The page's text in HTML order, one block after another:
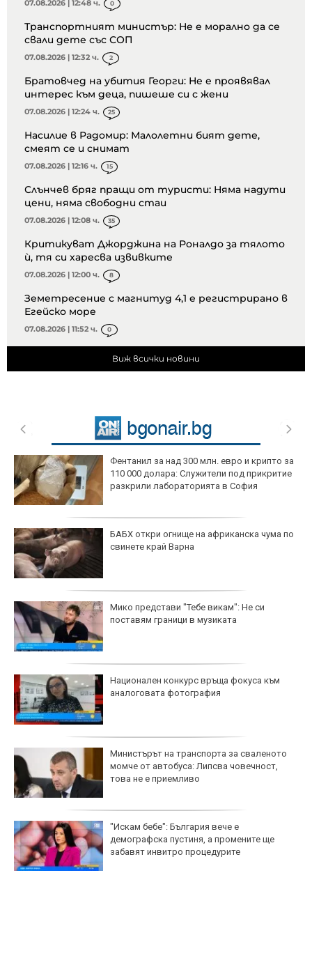
07.08.2026 | 12:48 ч. 0
Транспортният министър: Не е морално да се
свали дете със СОП
07.08.2026 | 12:32 ч. 2
Братовчед на убития Георги: Не е проявявал
интерес към деца, пишеше си с жени
07.08.2026 | 12:24 ч. 25
Насилие в Радомир: Малолетни бият дете,
смеят се и снимат
07.08.2026 | 12:16 ч. 15
Слънчев бряг пращи от туристи: Няма надути
цени, няма свободни стаи
07.08.2026 | 12:08 ч. 35
Критикуват Джорджина на Роналдо за тялото
ѝ, тя си харесва извивките
07.08.2026 | 12:00 ч. 8
Земетресение с магнитуд 4,1 е регистрирано в
Егейско море
07.08.2026 | 11:52 ч. 0
Виж всички новини
Фентанил за над 300 млн. евро и крипто за
110 000 долара: Служители под прикритие
разкрили лабораторията в София
БАБХ откри огнище на африканска чума по
свинете край Варна
Мико представи "Тебе викам": Не си
поставям граници в музиката
Национален конкурс връща фокуса към
аналоговата фотография
Министърът на транспорта за сваленото
момче от автобуса: Липсва човечност,
това не е приемливо
"Искам бебе": България вече е
демографска пустиня, а промените ще
забавят инвитро процедурите